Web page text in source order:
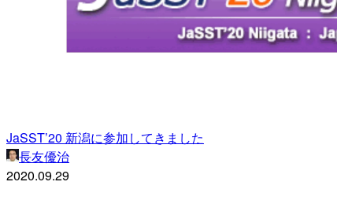
JaSST’20 新潟に参加してきました
長友優治
2020.09.29